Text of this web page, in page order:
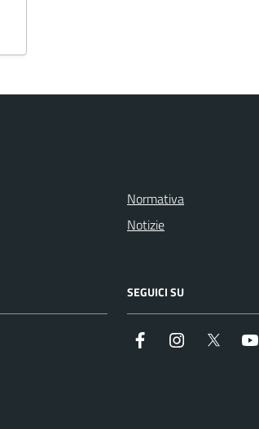
Normativa
Notizie
SEGUICI SU
Facebook InstagramTwitter